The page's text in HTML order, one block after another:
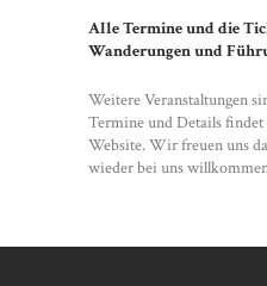
Alle Termine und die
Wanderungen und
Weitere Veranstaltungen
Termine und Details
Website. Wir freuen uns
wieder bei uns